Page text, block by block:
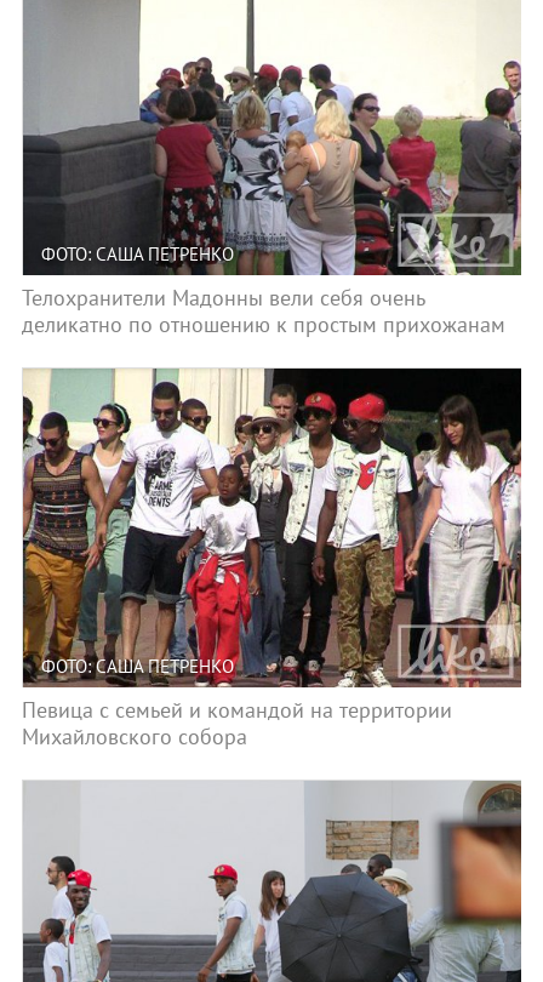
ФОТО: САША ПЕТРЕНКО
Телохранители Мадонны вели себя очень
деликатно по отношению к простым прихожанам
ФОТО: САША ПЕТРЕНКО
Певица с семьей и командой на территории
Михайловского собора